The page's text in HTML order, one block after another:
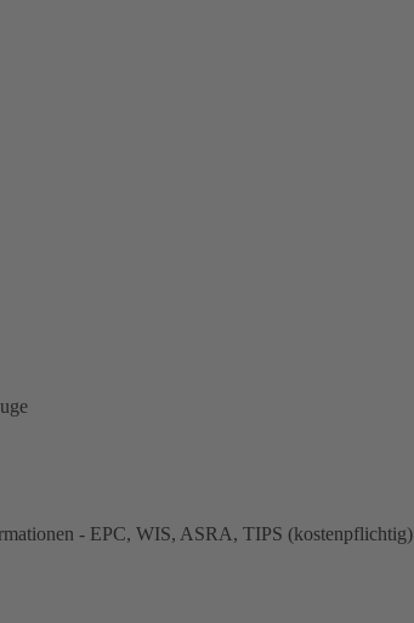
- EPC, WIS, ASRA, TIPS (kostenpflichtig)